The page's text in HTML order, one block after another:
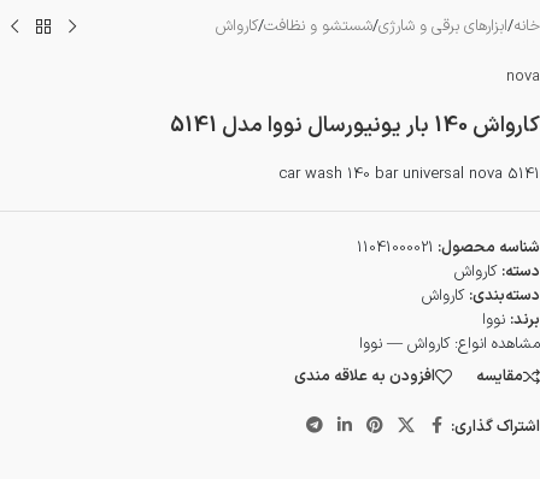
خانه/ابزارهای برقی و شارژی/شستشو و نظافت/کارواش
nova
کارواش 140 بار یونیورسال نووا مدل 5141
car wash 140 bar universal nova 5141
شناسه محصول: 11041000021
دسته: کارواش
دسته‌بندی: کارواش
برند: نووا
مشاهده انواع:کارواش — نووا
مقایسه
افزودن به علاقه مندی
اشتراک گذاری: